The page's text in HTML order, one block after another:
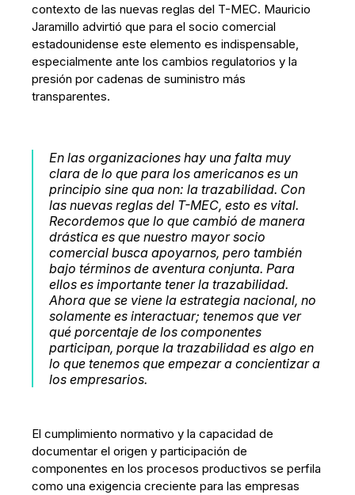
contexto de las nuevas reglas del T-MEC. Mauricio
Jaramillo advirtió que para el socio comercial
estadounidense este elemento es indispensable,
especialmente ante los cambios regulatorios y la
presión por cadenas de suministro más
transparentes.
En las organizaciones hay una falta muy
clara de lo que para los americanos es un
principiosine qua non: la trazabilidad. Con
las nuevas reglas del T-MEC, esto es vital.
Recordemos que lo que cambió de manera
drástica es que nuestro mayor socio
comercial busca apoyarnos, pero también
bajo términos de aventura conjunta. Para
ellos es importante tener la trazabilidad.
Ahora que se viene la estrategia nacional, no
solamente es interactuar; tenemos que ver
qué porcentaje de los componentes
participan, porque la trazabilidad es algo en
lo que tenemos que empezar a concientizar a
los empresarios.
El cumplimiento normativo y la capacidad de
documentar el origen y participación de
componentes en los procesos productivos se perfila
como una exigencia creciente para las empresas